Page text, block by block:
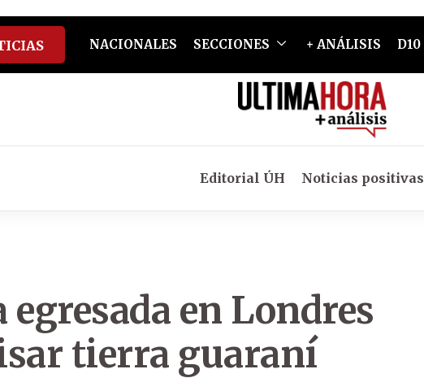
NACIONALES SECCIONES + ANÁLISIS D10
Editorial ÚH Noticias positivas
egresada en Londres
tierra guaraní